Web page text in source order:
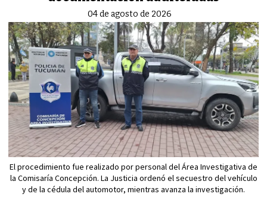
04 de agosto de 2026
El procedimiento fue realizado por personal del Área Investigativa de
la Comisaría Concepción. La Justicia ordenó el secuestro del vehículo
y de la cédula del automotor, mientras avanza la investigación.